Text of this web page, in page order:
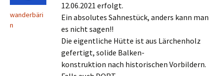
wanderbäri
n
12.06.2021 erfolgt.
Ein absolutes Sahnestück, anders kann man
es nicht sagen!!
Die eigentliche Hütte ist aus Lärchenholz
gefertigt, solide Balken-
konstruktion nach historischen Vorbildern.